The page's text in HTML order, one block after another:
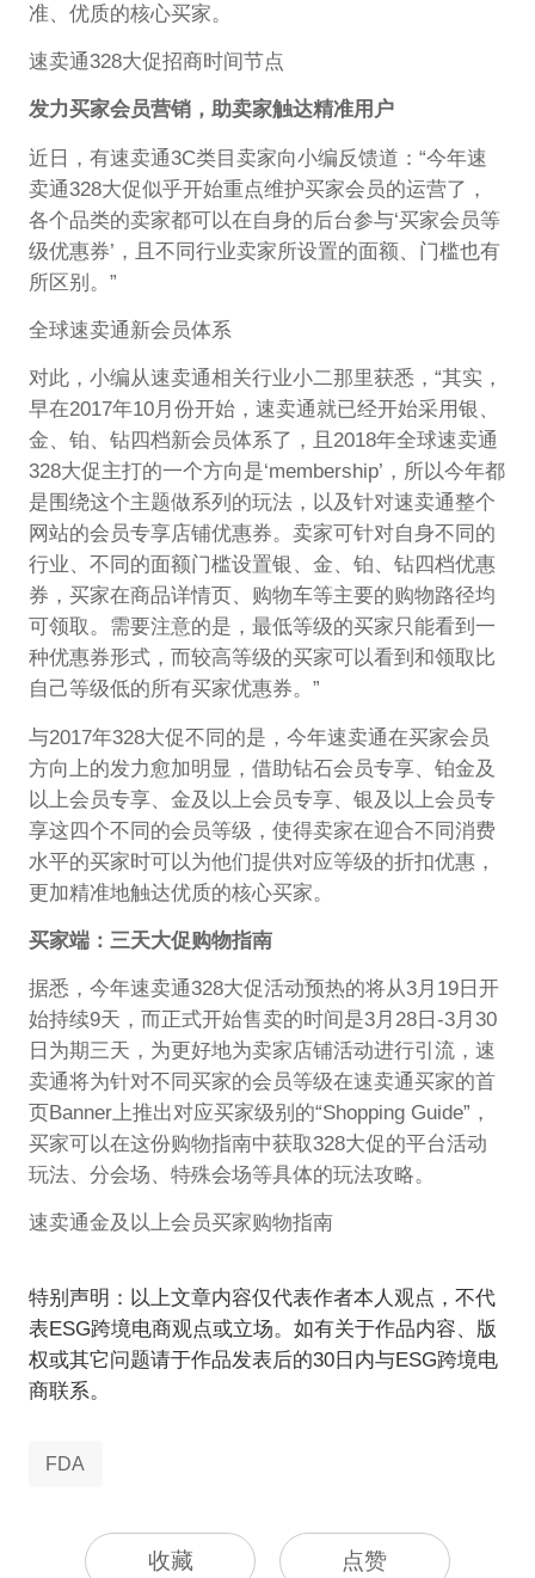
准、优质的核心买家。
速卖通328大促招商时间节点
发力买家会员营销，助卖家触达精准用户
近日，有速卖通3C类目卖家向小编反馈道：“今年速
卖通328大促似乎开始重点维护买家会员的运营了，
各个品类的卖家都可以在自身的后台参与‘买家会员等
级优惠券’，且不同行业卖家所设置的面额、门槛也有
所区别。”
全球速卖通新会员体系
对此，小编从速卖通相关行业小二那里获悉，“其实，
早在2017年10月份开始，速卖通就已经开始采用银、
金、铂、钻四档新会员体系了，且2018年全球速卖通
328大促主打的一个方向是‘membership’，所以今年都
是围绕这个主题做系列的玩法，以及针对速卖通整个
网站的会员专享店铺优惠券。卖家可针对自身不同的
行业、不同的面额门槛设置银、金、铂、钻四档优惠
券，买家在商品详情页、购物车等主要的购物路径均
可领取。需要注意的是，最低等级的买家只能看到一
种优惠券形式，而较高等级的买家可以看到和领取比
自己等级低的所有买家优惠券。”
与2017年328大促不同的是，今年速卖通在买家会员
方向上的发力愈加明显，借助钻石会员专享、铂金及
以上会员专享、金及以上会员专享、银及以上会员专
享这四个不同的会员等级，使得卖家在迎合不同消费
水平的买家时可以为他们提供对应等级的折扣优惠，
更加精准地触达优质的核心买家。
买家端：三天大促购物指南
据悉，今年速卖通328大促活动预热的将从3月19日开
始持续9天，而正式开始售卖的时间是3月28日-3月30
日为期三天，为更好地为卖家店铺活动进行引流，速
卖通将为针对不同买家的会员等级在速卖通买家的首
页Banner上推出对应买家级别的“Shopping Guide”，
买家可以在这份购物指南中获取328大促的平台活动
玩法、分会场、特殊会场等具体的玩法攻略。
速卖通金及以上会员买家购物指南
特别声明：以上文章内容仅代表作者本人观点，不代
表ESG跨境电商观点或立场。如有关于作品内容、版
权或其它问题请于作品发表后的30日内与ESG跨境电
商联系。
FDA
收藏 点赞